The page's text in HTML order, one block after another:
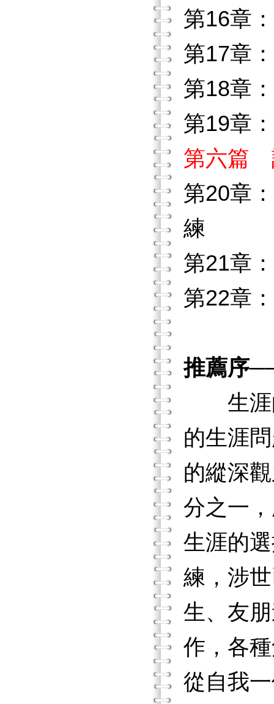
第16章
第17章
第18章
第19章
第六篇
第20章
練
第21章
第22章
推薦序
生涯的
的生涯
的縱深
分之一
生涯的
練，涉
生、友
作，各
從自我